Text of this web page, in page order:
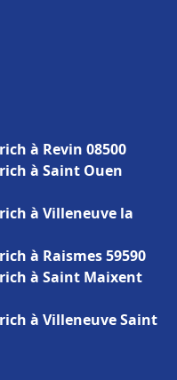
à Revin 08500
à Saint Ouen
à Villeneuve la
à Raismes 59590
à Saint Maixent
à Villeneuve Saint